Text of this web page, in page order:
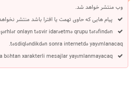
وب منتشر خواهد شد.
پیام هایی که حاوی تهمت یا افترا باشد منتشر
onlayn təsvir idarəetmə qrupu tərəfindən
təsdiqləndikdən sonra internetdə yayımlanacaq.
böhtan xarakterli mesajlar yayımlanmayacaq.